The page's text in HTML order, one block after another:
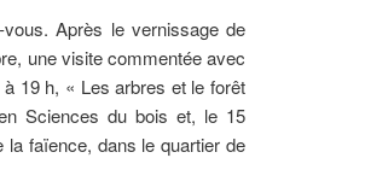
vous. Après le vernissage de
une visite commentée avec
19 h, « Les arbres et le forêt
Sciences du bois et, le 15
faïence, dans le quartier de